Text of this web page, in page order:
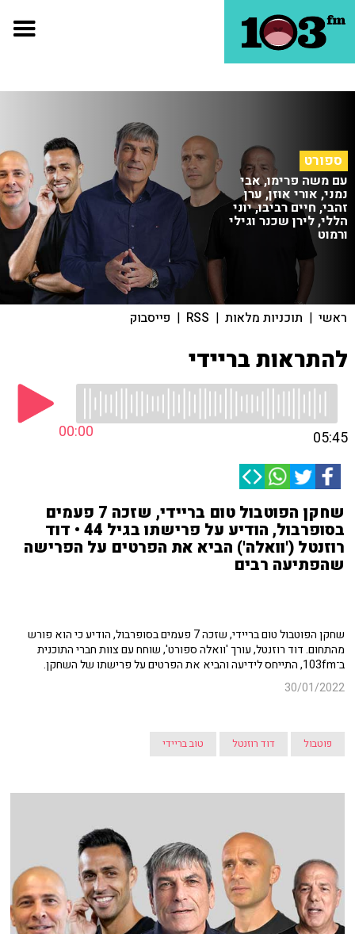
ספורט
עם משה פרימו, אבי
נמני, אורי אוזן, ערן
זהבי, חיים רביבו, יוני
הללי, לירן שכנר וגילי
ורמוט
ראשי | תוכניות מלאות |
RSS
| פייסבוק
להתראות בריידי
00:00 05:45
שחקן הפוטבול טום בריידי, שזכה 7 פעמים
בסופרבול, הודיע על פרישתו בגיל 44 • דוד
רוזנטל ('וואלה') הביא את הפרטים על הפרישה
שהפתיעה רבים
שחקן הפוטבול טום בריידי, שזכה 7 פעמים בסופרבול, הודיע כי הוא פורש
מהתחום. דוד רוזנטל, עורך 'וואלה ספורט', שוחח עם צוות חברי התוכנית
ב־103fm, התייחס לידיעה והביא את הפרטים על פרישתו של השחקן.
30/01/2022
פוטבול דוד רוזנטל טוב בריידי